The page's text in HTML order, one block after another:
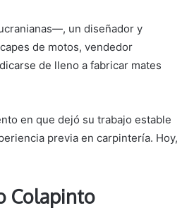
un diseñador y
de motos, vendedor
de lleno a fabricar mates
en que dejó su trabajo estable
previa en carpintería. Hoy,
Colapinto